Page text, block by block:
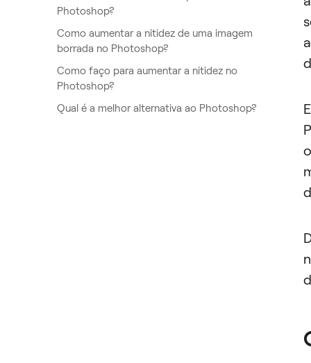
Photoshop?
Como aumentar a nitidez de uma imagem
borrada no Photoshop?
Como faço para aumentar a nitidez no
Photoshop?
Qual é a melhor alternativa ao Photoshop?